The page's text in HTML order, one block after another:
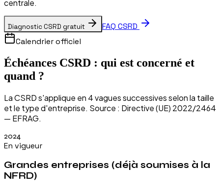
centrale.
Diagnostic CSRD gratuit
FAQ CSRD
Calendrier officiel
Échéances CSRD : qui est concerné et
quand ?
La CSRD s'applique en 4 vagues successives selon la taille
et le type d'entreprise. Source : Directive (UE) 2022/2464
— EFRAG.
2024
En vigueur
Grandes entreprises (déjà soumises à la
NFRD)